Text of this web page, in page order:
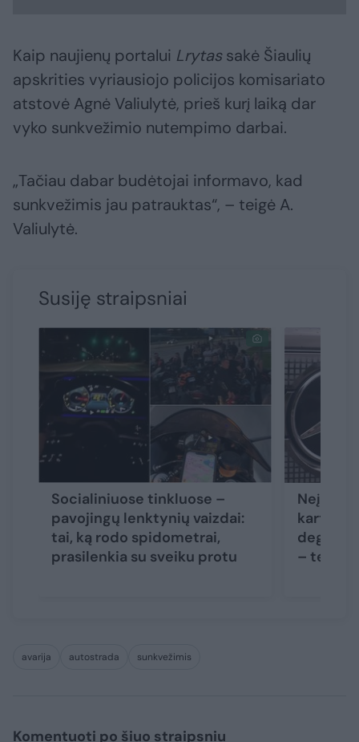
Kaip naujienų portalui Lrytassakė Šiaulių
apskrities vyriausiojo policijos komisariato
atstovė Agnė Valiulytė, prieš kurį laiką dar
vyko sunkvežimio nutempimo darbai.
„Tačiau dabar budėtojai informavo, kad
sunkvežimis jau patrauktas“, – teigė A.
Valiulytė.
Susiję straipsniai
Socialiniuose tinkluose –
pavojingų lenktynių vaizdai:
tai, ką rodo spidometrai,
prasilenkia su sveiku protu
karto du
–
avarija autostrada sunkvežimis
Komentuoti po šiuo straipsniu